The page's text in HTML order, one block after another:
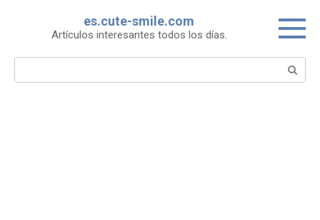
es.cute-smile.com
Artículos interesantes todos los días.
Search: